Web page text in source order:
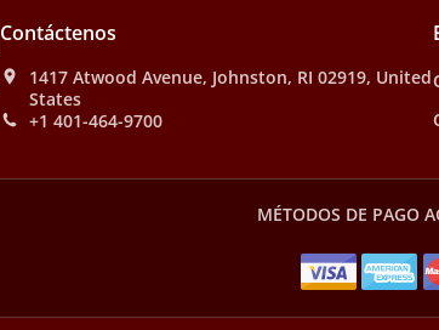
Contáctenos
1417 Atwood Avenue, Johnston, RI 02919, United
States
+1 401-464-9700
MÉTODOS DE PAGO